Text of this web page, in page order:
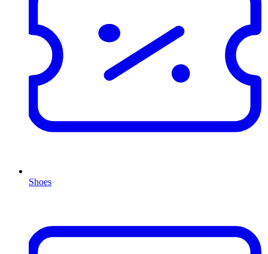
Shoes